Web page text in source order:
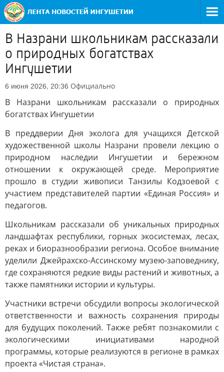
В Назрани школьникам рассказали
о природных богатствах
Ингушетии
6 июня 2026, 20:36 Официально
В Назрани школьникам рассказали о природных
богатствах Ингушетии
В преддверии Дня эколога для учащихся Детской
художественной школы Назрани провели лекцию о
природном наследии Ингушетии и бережном
отношении к окружающей среде. Мероприятие
прошло в студии живописи Танзилы Кодзоевой с
участием представителей партии «Единая Россия» и
педагогов.
Школьникам рассказали об уникальных природных
ландшафтах республики, горных экосистемах, лесах,
реках и биоразнообразии региона. Особое внимание
уделили Джейрахско-Ассинскому музею-заповеднику,
где сохраняются редкие виды растений и животных, а
также памятники истории и культуры.
Участники встречи обсудили вопросы экологической
ответственности и важность сохранения природы
для будущих поколений. Также ребят познакомили с
экологическими инициативами народной
программы, которые реализуются в регионе в рамках
проекта «Чистая страна».